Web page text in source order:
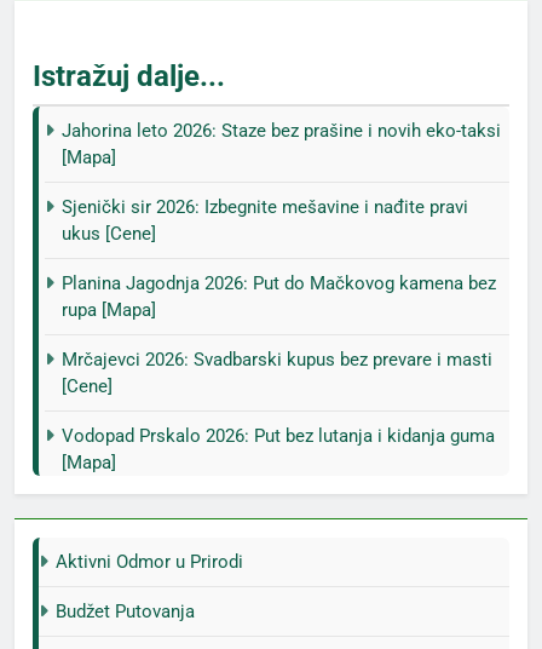
Istražuj dalje...
Jahorina leto 2026: Staze bez prašine i novih eko-taksi
[Mapa]
Sjenički sir 2026: Izbegnite mešavine i nađite pravi
ukus [Cene]
Planina Jagodnja 2026: Put do Mačkovog kamena bez
rupa [Mapa]
Mrčajevci 2026: Svadbarski kupus bez prevare i masti
[Cene]
Vodopad Prskalo 2026: Put bez lutanja i kidanja guma
[Mapa]
Aktivni Odmor u Prirodi
Budžet Putovanja